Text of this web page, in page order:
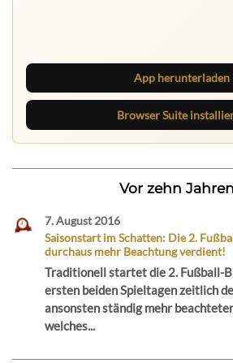
App herunterladen
Browser Suite
Vor zehn
7. August 2016
Saisonstart im Schatten: Die 2.
durchaus mehr Beachtung verdient!
Traditionell startet die 2. Fußball-
ersten beiden Spieltagen zeitlich
ansonsten ständig mehr
welches...